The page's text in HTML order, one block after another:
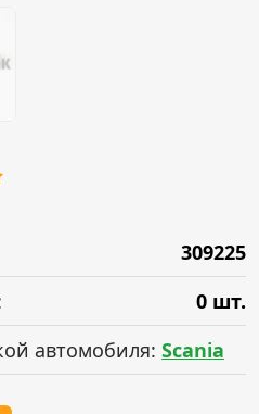
309225
0 шт.
автомобиля: Scania